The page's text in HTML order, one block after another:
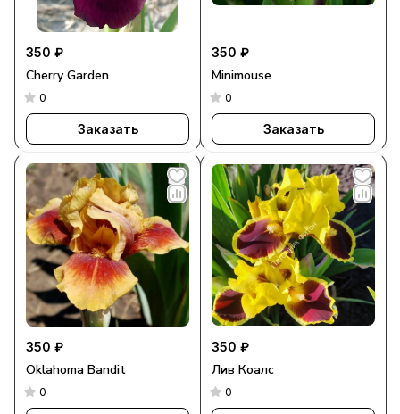
350 ₽
Cherry Garden
0
Заказать
350 ₽
Minimouse
0
Заказать
350 ₽
Oklahoma Bandit
0
350 ₽
Лив Коалс
0